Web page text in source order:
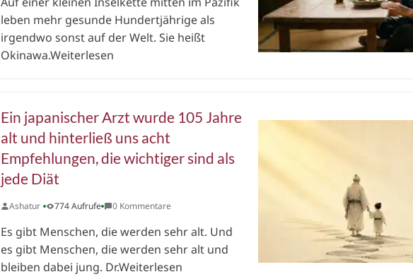
leben mehr gesunde Hundertjährige als
irgendwo sonst auf der Welt. Sie heißt
Okinawa.Weiterlesen
Ein japanischer Arzt wurde 105 Jahre
alt und hinterließ uns acht
Empfehlungen, die wichtiger sind als
jede Diät
Ashatur 774 Aufrufe 0 Kommentare
Es gibt Menschen, die werden sehr alt. Und
es gibt Menschen, die werden sehr alt und
bleiben dabei jung. Dr.Weiterlesen